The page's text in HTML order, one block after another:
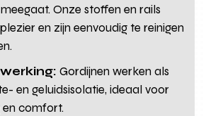
Onze stoffen en rails
en zijn eenvoudig te reinigen
Gordijnen werken als
en geluidsisolatie, ideaal voor
en comfort.